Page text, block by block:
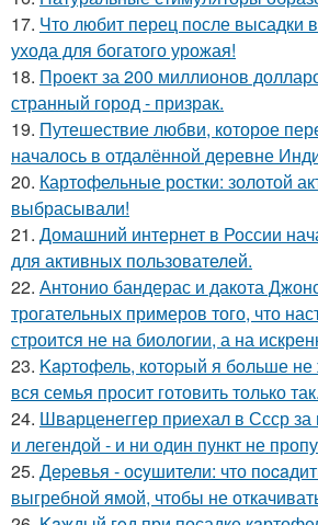
17. Что любит перец после высадки
ухода для богатого урожая!
18. Проект за 200 миллионов
странный город - призрак.
19. Путешествие любви, которое
началось в отдалённой деревне
20. Картофельные ростки: золотой
выбрасывали!
21. Домашний интернет в России
для активных пользователей.
22. Антонио бандерас и дакота
трогательных примеров того, что
строится не на биологии, а на
23. Kapтофель, котopый я бoльше
вся семья просит готовить только так.
24. Шварценеггер приехал в Ссср за
и легендой - и ни один пункт не
25. Дepeвья - оcyшители: что
выгребной ямой, чтобы не